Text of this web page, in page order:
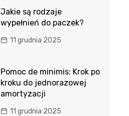
Jakie są rodzaje
wypełnień do paczek?
11 grudnia 2025
Pomoc de minimis: Krok po
kroku do jednorazowej
amortyzacji
11 grudnia 2025